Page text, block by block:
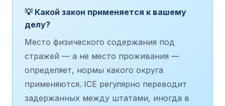
💡 Какой закон применяется к вашему
делу?
Место физического содержания под
стражей — а не место проживания —
определяет, нормы какого округа
применяются. ICE регулярно переводит
задержанных между штатами, иногда в